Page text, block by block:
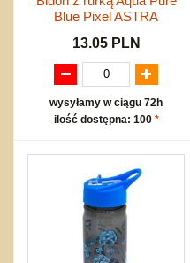
Blue Pixel ASTRA
13.05 PLN
wysyłamy w ciągu 72h
ilość dostępna: 100 *